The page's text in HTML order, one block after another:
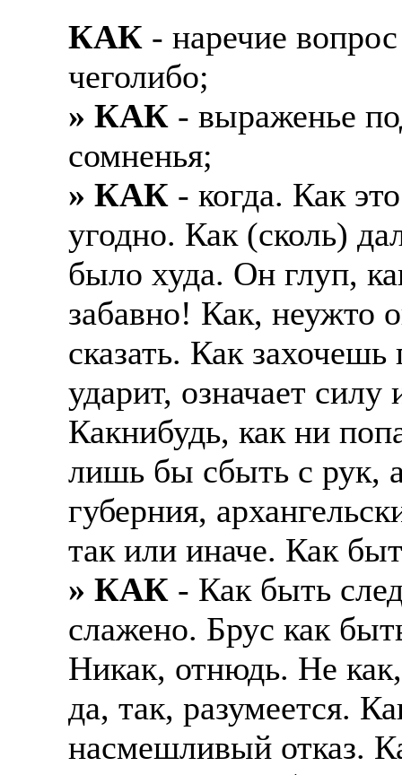
КАК - наречие
чеголибо;
» КАК - выраженье
сомненья;
» КАК - когда. Как
угодно. Как (сколь)
было худа. Он глуп,
забавно! Как, неужто
сказать. Как
ударит, означает
Какнибудь, как ни
лишь бы сбыть с рук,
губерния,
так или иначе. Как
» КАК - Как быть
слажено. Брус как
Никак, отнюдь. Не
да, так, разумеется.
насмешливый отказ.